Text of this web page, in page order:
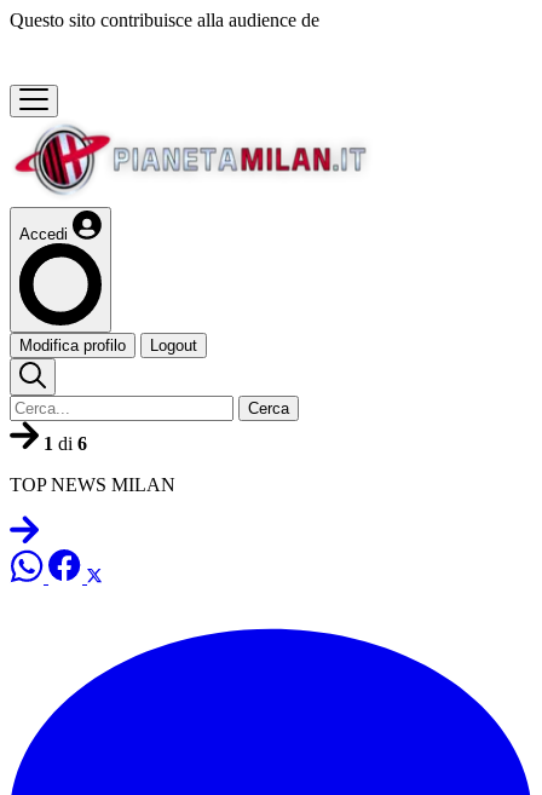
Questo sito contribuisce alla audience de
Accedi
Modifica profilo Logout
Cerca
1 di 6
TOP NEWS MILAN